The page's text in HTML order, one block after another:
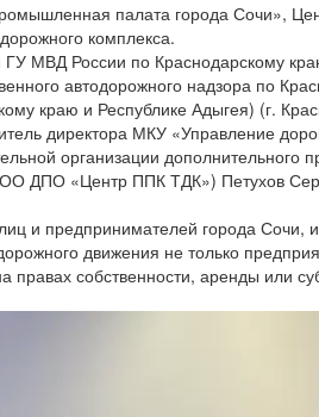
палата города Сочи»,
комплекса.
МВД России по Краснодарскому
автодорожного надзора по
краю и Республике Адыгея) (г.
директора МКУ «Управление
организации дополнительного
ДПО «Центр ППК ТДК») Петухов
и предпринимателей города
движения не только
собственности, аренды или